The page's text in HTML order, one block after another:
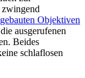
zwingend
Objektiven
ausgerufenen
Beides
schlaflosen